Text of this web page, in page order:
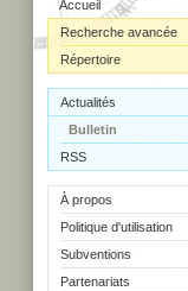
Accueil
Recherche avancée
Répertoire
Actualités
Bulletin
RSS
À propos
Politique d'utilisation
Subventions
Partenariats